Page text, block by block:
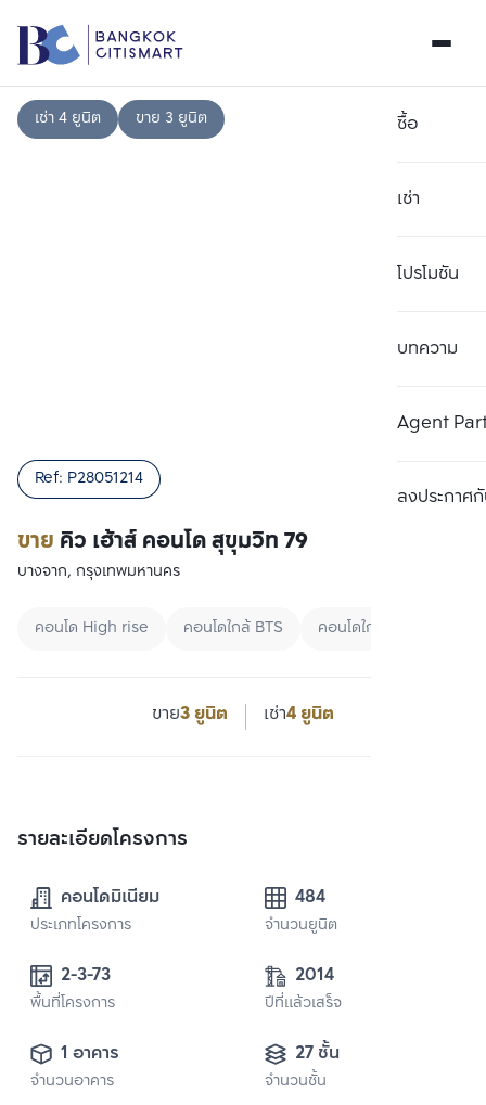
ซื้อ
เช่า
โปรโมชัน
บทความ
Agent
ลงประกาศกั
เช่า 4 ยูนิต ขาย 3 ยูนิต
ขาย คิว เฮ้าส์ คอนโด สุขุมวิท 79
Ref: P28051214
บางจาก, กรุงเทพมหานคร
คอนโด High rise คอนโดใกล้ BTS คอนโดใกล้ MRT
ขาย3 ยูนิต เช่า4 ยูนิต
รายละเอียดโครงการ
คอนโดมิเนียม
ประเภทโครงการ
484
จำนวนยูนิต
พื้นที่โครงการ
2014
ปีที่แล้วเสร็จ
1 อาคาร
จำนวนอาคาร
27 ชั้น
จำนวนชั้น